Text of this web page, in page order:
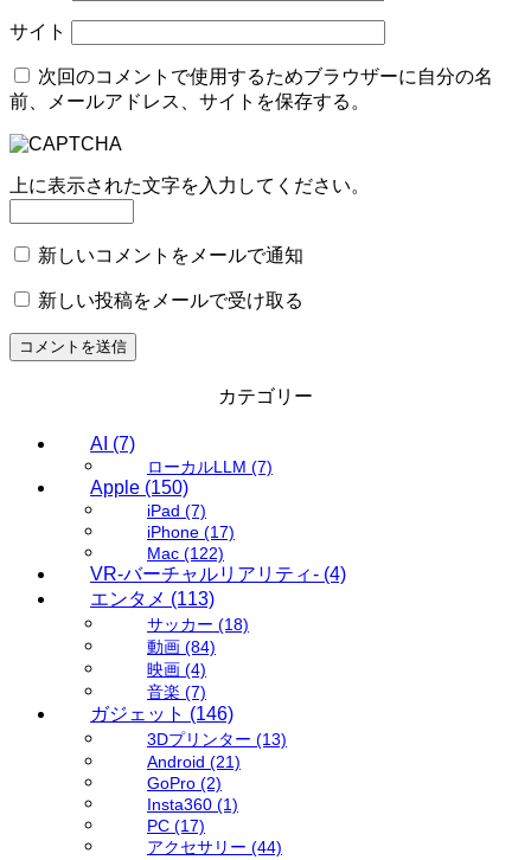
サイト
次回のコメントで使用するためブラウザーに自分の名
前、メールアドレス、サイトを保存する。
上に表示された文字を入力してください。
新しいコメントをメールで通知
新しい投稿をメールで受け取る
カテゴリー
AI (7)
ローカルLLM (7)
Apple (150)
iPad (7)
iPhone (17)
Mac (122)
VR-バーチャルリアリティ- (4)
エンタメ (113)
サッカー (18)
動画 (84)
映画 (4)
音楽 (7)
ガジェット (146)
3Dプリンター (13)
Android (21)
GoPro (2)
Insta360 (1)
PC (17)
アクセサリー (44)